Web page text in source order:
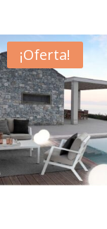
¡Oferta!